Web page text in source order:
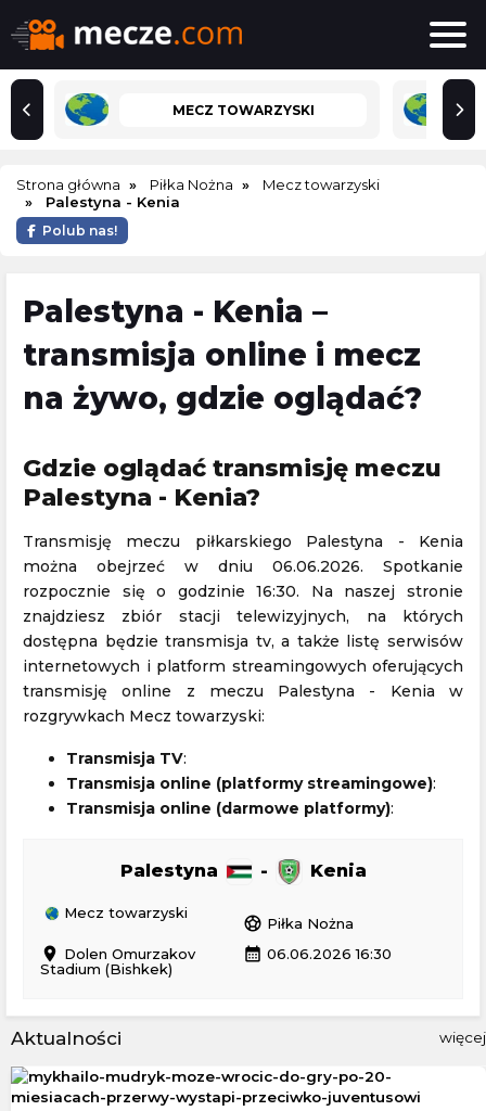
MECZ TOWARZYSKI
Strona główna Piłka Nożna
Mecz towarzyski
Palestyna - Kenia
Polub nas!
Palestyna - Kenia –
transmisja online i mecz
na żywo, gdzie oglądać?
Gdzie oglądać transmisję meczu
Palestyna - Kenia?
Transmisję meczu piłkarskiego Palestyna - Kenia
można obejrzeć w dniu 06.06.2026. Spotkanie
rozpocznie się o godzinie 16:30. Na naszej stronie
znajdziesz zbiór stacji telewizyjnych, na których
dostępna będzie transmisja tv, a także listę serwisów
internetowych i platform streamingowych oferujących
transmisję online z meczu Palestyna - Kenia w
rozgrywkach Mecz towarzyski:
Transmisja TV:
Transmisja online (platformy streamingowe):
Transmisja online (darmowe platformy):
Palestyna - Kenia
Mecz towarzyski
sports_soccer Piłka Nożna
location_on Dolen Omurzakov
Stadium (Bishkek)
calendar_month 06.06.2026 16:30
Aktualności więcej